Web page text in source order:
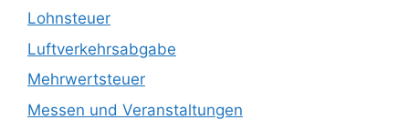
Lohnsteuer
Luftverkehrsabgabe
Mehrwertsteuer
Messen und Veranstaltungen